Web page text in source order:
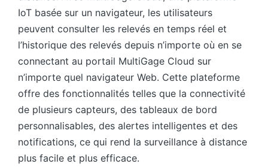
IoT basée sur un navigateur, les utilisateurs
peuvent consulter les relevés en temps réel et
l’historique des relevés depuis n’importe où en se
connectant au portail MultiGage Cloud sur
n’importe quel navigateur Web. Cette plateforme
offre des fonctionnalités telles que la connectivité
de plusieurs capteurs, des tableaux de bord
personnalisables, des alertes intelligentes et des
notifications, ce qui rend la surveillance à distance
plus facile et plus efficace.